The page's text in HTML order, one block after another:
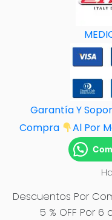
Garantía Y
Compra
Al Por M
Descuentos Por
5 % OFF Por 6